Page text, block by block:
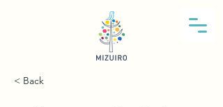
< Back